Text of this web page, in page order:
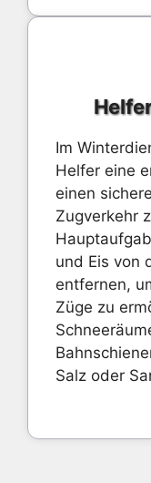
Im
Helfer eine
einen
Zugverkehr
und Eis von
entfernen,
Züge zu
Salz oder